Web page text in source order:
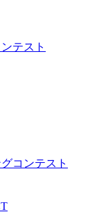
テスト
コンテスト